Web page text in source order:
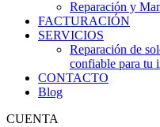
Reparación y
FACTURACIÓN
SERVICIOS
Reparación de
confiable para tu
CONTACTO
Blog
CUENTA